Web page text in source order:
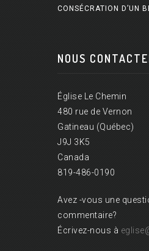
CONSÉCRATION D’UN
NOUS
Église Le Chemin
480 rue de Vernon
Gatineau (Québec)
J9J 3K5
Canada
819-486-0190
Avez -vous une
commentaire?
Écrivez-nous à